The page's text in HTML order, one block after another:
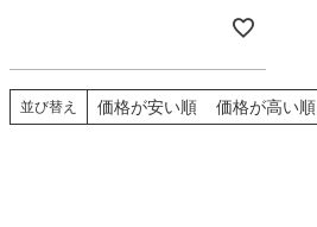
並び替え 価格が安い順 価格が高い順